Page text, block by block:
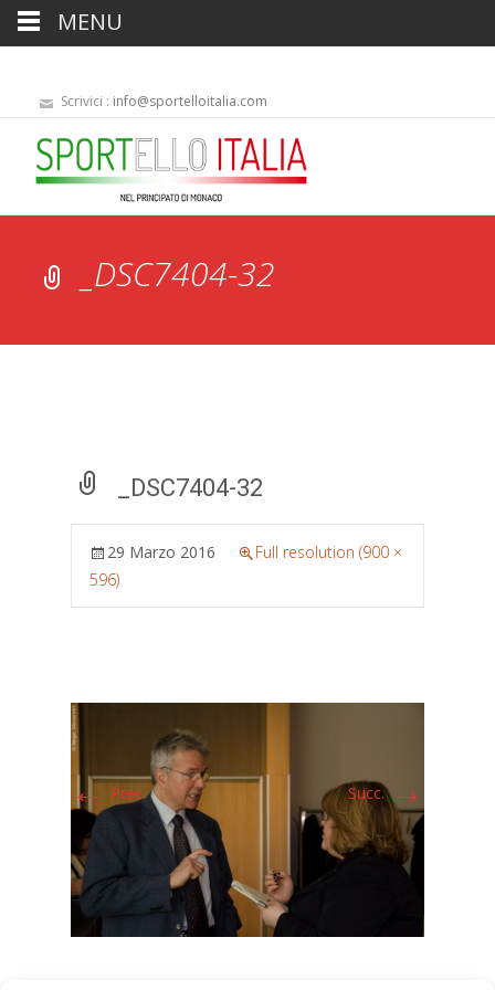
Scrivici : info@sportelloitalia.com
_DSC7404-32
_DSC7404-32
29 Marzo 2016
Full resolution (900 ×
596)
← Prec. Succ.→
MENU